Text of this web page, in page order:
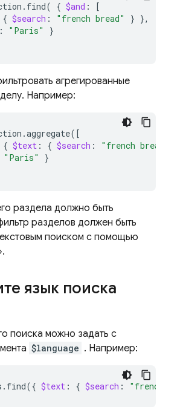
( { $and :
[
{ $search : "french bread" } }
: "Paris"
}
агрегированные
Например:
([
{ $text : { $search : "french bread"
"Paris"
}
раздела должно быть
разделов должен быть
поиском с помощью
язык поиска
поиска можно задать с
$language . Например:
({ $text : { $search : "french